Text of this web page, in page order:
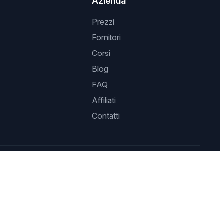
Prezzi
Fornitori
Corsi
Blog
FAQ
Affiliati
Contatti